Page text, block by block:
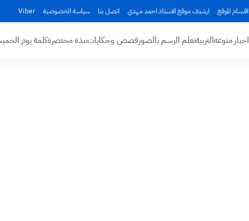
اقسام الموقع ارشيف موقع الاستاذ احمد مهدي اتصل بنا سياسة الخصوصية Viber
اخبار منوعهالتربيةتعلم الرسم بالصورقصص وحكاياتنبذة مختصرةكلمة يوم